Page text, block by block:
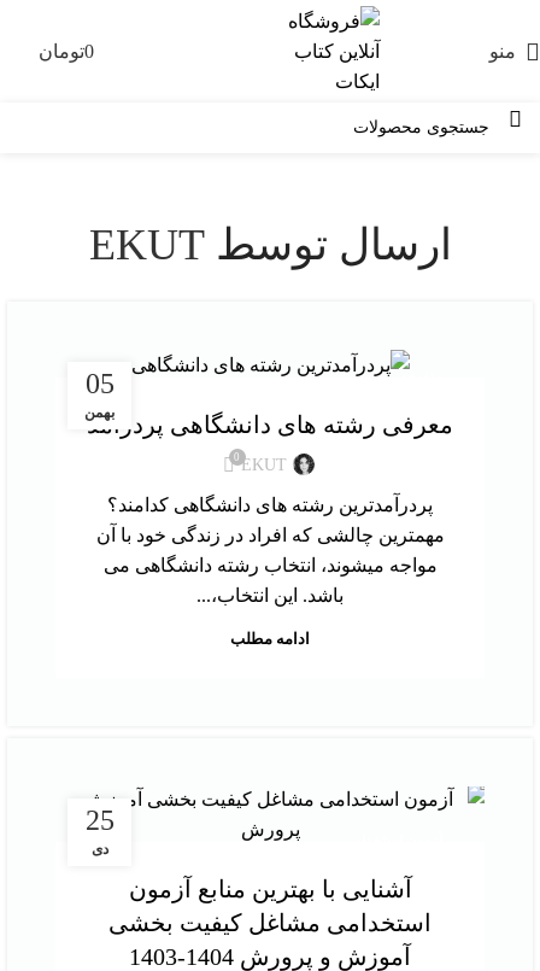
منو 0تومان
ارسال توسطEKUT
05
بهمن
معرفی رشته های دانشگاهی پردرآمد
EKUT
0
پردرآمدترین رشته های دانشگاهی کدامند؟
مهمترین چالشی که افراد در زندگی خود با آن
مواجه میشوند، انتخاب رشته دانشگاهی می
باشد. این انتخاب،...
ادامه مطلب
25
دی
آشنایی با بهترین منابع آزمون
استخدامی مشاغل کیفیت بخشی
آموزش و پرورش 1404-1403